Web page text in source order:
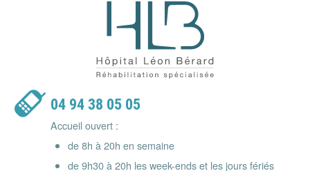
Hôpital Léon Bérard -
04 94 38 05 05
Accueil ouvert :
de 8h à 20h en semaine
de 9h30 à 20h les week-ends et les jours fériés